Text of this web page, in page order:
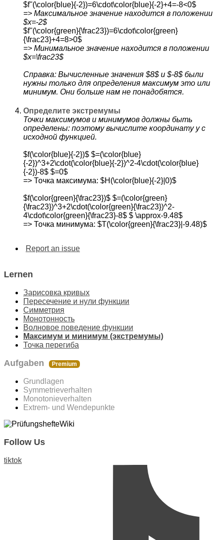
$f''(\color{blue}{-2})=6\cdot\color{blue}{-2}+4=-8<0$
=> Максимальное значение находится в положении
$x=-2$
$f''(\color{green}{\frac23})=6\cdot\color{green}
{\frac23}+4=8>0$
=> Минимальное значение находится в положении
$x=\frac23$
Справка: Вычисленные значения $8$ и $-8$ были
нужны только для определения максимум это или
минимум. Они больше нам не понадобятся.
Определите экстремумы
Точки максимумов и минимумов должны быть
определены: поэтому вычислите координату y с
исходной функцией.
$f(\color{blue}{-2})$ $=(\color{blue}
{-2})^3+2\cdot(\color{blue}{-2})^2-4\cdot(\color{blue}
{-2})-8$ $=0$
=> Точка максимума: $H(\color{blue}{-2}|0)$
$f(\color{green}{\frac23})$ $=(\color{green}
{\frac23})^3+2\cdot(\color{green}{\frac23})^2-
4\cdot\color{green}{\frac23}-8$ $ \approx-9.48$
=> Точка минимума: $T(\color{green}{\frac23}|-9.48)$
Report an issue
Lernen
Зарисовка кривых
Пересечение и нули функции
Симметрия
Монотонность
Волновое поведение функции
Максимум и минимум (экстремумы)
Точка перегиба
Aufgaben Premium
Grundlagen
Symmetrieverhalten
Monotonieverhalten
Extrem- und Wendepunkte
Follow Us
tiktok